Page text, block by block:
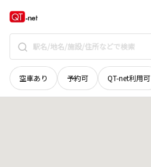
空車あり 予約可 QT-net利用可
石川県